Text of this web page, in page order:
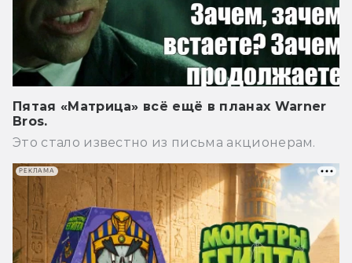
Пятая «Матрица» всё ещё в планах Warner
Bros.
Это стало известно из письма акционерам.
РЕКЛАМА